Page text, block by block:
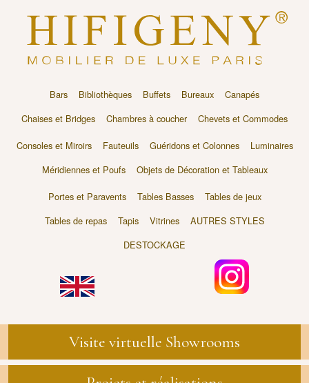
Bars Bibliothèques Buffets Bureaux
Canapés
Chaises et Bridges
Chambres à coucher Chevets et Commodes
Consoles et Miroirs Fauteuils Guéridons et Colonnes
Luminaires
Méridiennes et Poufs
Objets de Décoration et Tableaux
Portes et Paravents Tables Basses
Tables de jeux
Tables de repas
Tapis Vitrines
AUTRES STYLES
DESTOCKAGE
Visite virtuelle Showrooms